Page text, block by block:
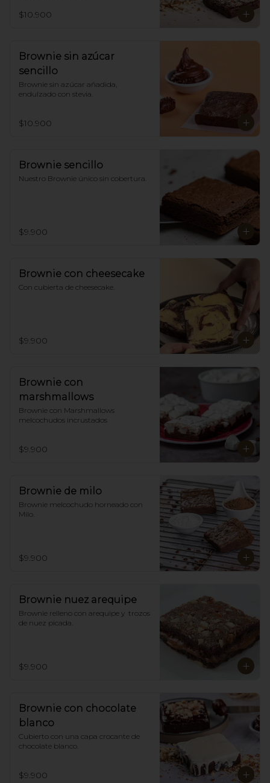
$10.900
Brownie sin azúcar
sencillo
Brownie sin azúcar añadida,
endulzado con stevia.
$10.900
Brownie sencillo
Nuestro Brownie único sin cobertura.
$9.900
Brownie con cheesecake
Con cubierta de cheesecake.
$9.900
Brownie con
marshmallows
Brownie con Marshmallows
melcochudos incrustados
$9.900
Brownie de milo
Brownie melcochudo horneado con
Milo.
$9.900
Brownie nuez arequipe
Brownie relleno con arequipe y  trozos
de nuez picada.
$9.900
Brownie con chocolate
blanco
Cubierto con una capa crocante de
chocolate blanco.
$9.900